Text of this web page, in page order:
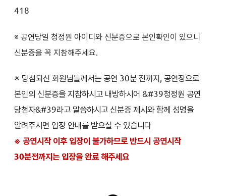
418
※ 공연당일 청정원 아이디와 신분증으로 본인확인이 있으니
신분증을 꼭 지참해주세요.
※ 당첨되신 회원님들께서는 공연 30분 전까지, 공연장으로
본인의 신분증을 지참하시고 내방하시어 &#39청정원 공연
당첨자&#39라고 말씀하시고 신분증 제시와 함께 성명을
알려주시면 입장 안내를 받으실 수 있습니다
※ 공연시작 이후 입장이 불가하므로 반드시 공연시작
30분전까지는 입장을 완료 해주세요